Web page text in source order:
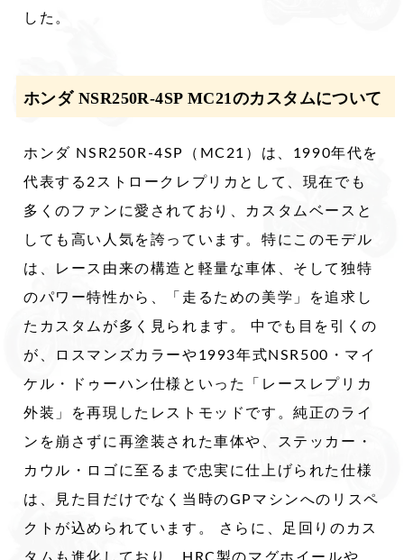
した。
ホンダ NSR250R-4SP MC21のカスタムについて
ホンダ NSR250R-4SP（MC21）は、1990年代を
代表する2ストロークレプリカとして、現在でも
多くのファンに愛されており、カスタムベースと
しても高い人気を誇っています。特にこのモデル
は、レース由来の構造と軽量な車体、そして独特
のパワー特性から、「走るための美学」を追求し
たカスタムが多く見られます。 中でも目を引くの
が、ロスマンズカラーや1993年式NSR500・マイ
ケル・ドゥーハン仕様といった「レースレプリカ
外装」を再現したレストモッドです。純正のライ
ンを崩さずに再塗装された車体や、ステッカー・
カウル・ロゴに至るまで忠実に仕上げられた仕様
は、見た目だけでなく当時のGPマシンへのリスペ
クトが込められています。 さらに、足回りのカス